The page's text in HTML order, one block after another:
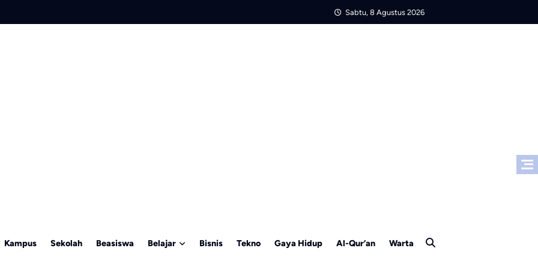
Sabtu, 8 Agustus 2026
Kampus Sekolah Beasiswa Belajar Bisnis Tekno Gaya Hidup Al-Qur’an Warta